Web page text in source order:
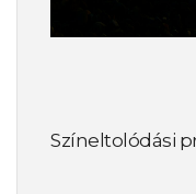
Színeltolódási